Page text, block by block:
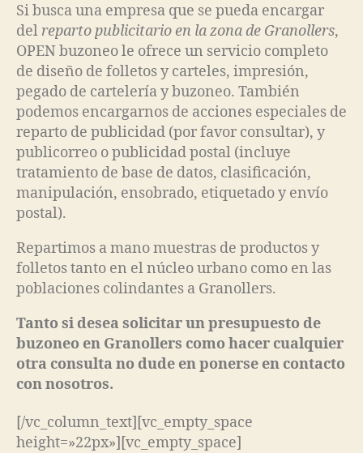
Si busca una empresa que se pueda encargar
del reparto publicitario en la zona de Granollers,
OPEN buzoneo le ofrece un servicio completo
de diseño de folletos y carteles, impresión,
pegado de cartelería y buzoneo. También
podemos encargarnos de acciones especiales de
reparto de publicidad (por favor consultar), y
publicorreo o publicidad postal (incluye
tratamiento de base de datos, clasificación,
manipulación, ensobrado, etiquetado y envío
postal).
Repartimos a mano muestras de productos y
folletos tanto en el núcleo urbano como en las
poblaciones colindantes a Granollers.
Tanto si desea solicitar un presupuesto de
buzoneo en Granollers como hacer cualquier
otra consulta no dude en ponerse en contacto
con nosotros.
[/vc_column_text][vc_empty_space
height=»22px»][vc_empty_space]